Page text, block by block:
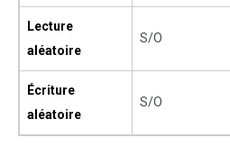
Lecture
aléatoire
S/O
Écriture
aléatoire
S/O